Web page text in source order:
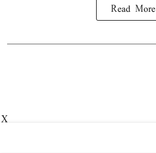
Read More
X